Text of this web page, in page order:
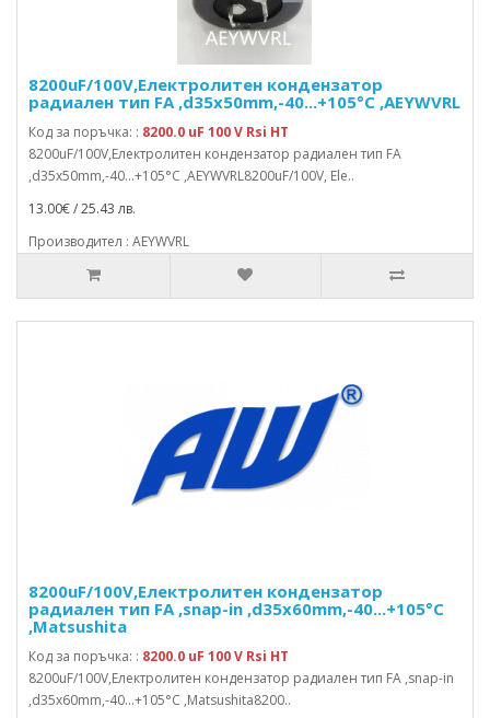
8200uF/100V,Електролитен кондензатор
радиален тип FA ,d35x50mm,-40...+105°C ,AEYWVRL
Код за поръчка: : 8200.0 uF 100 V Rsi HT
8200uF/100V,Електролитен кондензатор радиален тип FA
,d35x50mm,-40...+105°C ,AEYWVRL8200uF/100V, Ele..
13.00€ / 25.43 лв.
Производител : AEYWVRL
8200uF/100V,Електролитен кондензатор
радиален тип FA ,snap-in ,d35x60mm,-40...+105°C
,Matsushita
Код за поръчка: : 8200.0 uF 100 V Rsi HT
8200uF/100V,Електролитен кондензатор радиален тип FA ,snap-in
,d35x60mm,-40...+105°C ,Matsushita8200..